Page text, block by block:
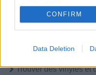
CONFIRM
Data Deletion
Pour prolonger le
Télécharger
Trouver des vinyles et